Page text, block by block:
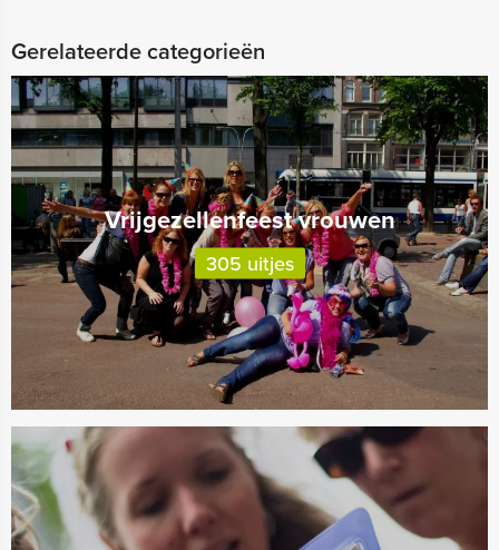
Gerelateerde categorieën
Vrijgezellenfeest vrouwen
305 uitjes